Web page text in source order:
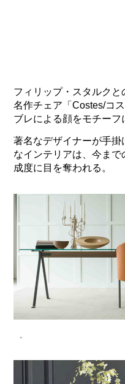
フィリップ・スタルク
名作チェア「Costes/コ
ブレによる顔をモチーフ
著名なデザイナーが手掛
なインテリアは、今ま
成度に目を奪われる。